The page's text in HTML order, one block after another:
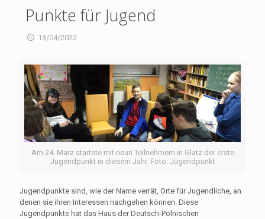
Punkte für Jugend
13/04/2022
Am 24. März startete mit neun Teilnehmern in Glatz der erste
Jugendpunkt in diesem Jahr. Foto: Jugendpunkt
Jugendpunkte sind, wie der Name verrät, Orte für Jugendliche, an
denen sie ihren Interessen nachgehen können. Diese
Jugendpunkte hat das Haus der Deutsch-Polnischen